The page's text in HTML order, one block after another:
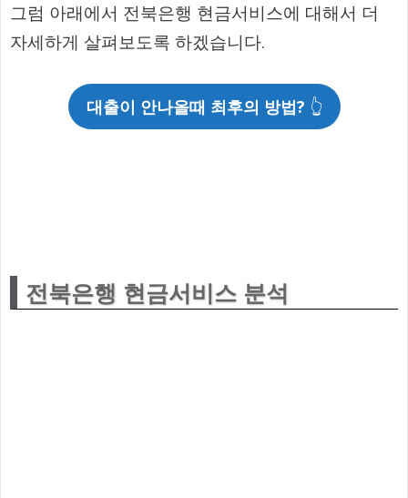
그럼 아래에서 전북은행 현금서비스에 대해서 더
자세하게 살펴보도록 하겠습니다.
대출이 안나올때 최후의 방법? 👆
전북은행 현금서비스 분석